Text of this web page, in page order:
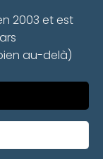
2003 et est
au-delà)